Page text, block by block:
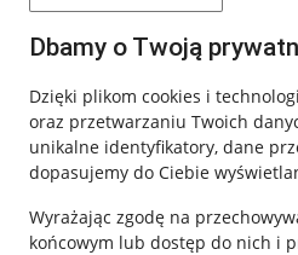
Dbamy o Twoją
Dzięki plikom cookies i
oraz przetwarzaniu Twoich
unikalne identyfikatory, dane
dopasujemy do Ciebie
Wyrażając zgodę na
końcowym lub dostęp do nich i